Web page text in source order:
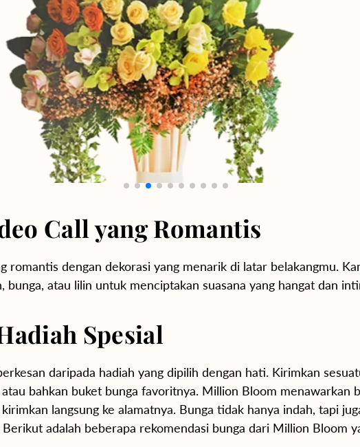
Call yang Romantis
romantis dengan dekorasi yang menarik di latar belakangmu.
bunga, atau lilin untuk menciptakan suasana yang hangat dan
Spesial
daripada hadiah yang dipilih dengan hati. Kirimkan
bahkan buket bunga favoritnya. Million Bloom menawarkan
langsung ke alamatnya. Bunga tidak hanya indah, tapi
adalah beberapa rekomendasi bunga dari Million Bloom